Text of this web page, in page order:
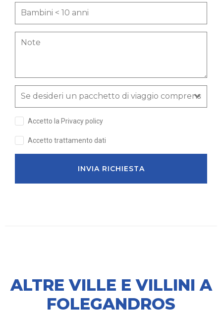
Accetto la Privacy policy
Accetto trattamento dati
INVIA RICHIESTA
ALTRE VILLE E VILLINI A
FOLEGANDROS